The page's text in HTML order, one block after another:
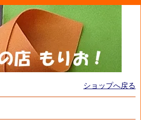
ショップへ戻る